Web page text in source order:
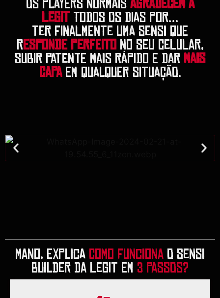
OS PLAYERS NORMAIS AGRADECEM A
LEGITTODOS OS DIAS POR…
TER FINALMENTE UMA SENSI QUE
RESPONDE PERFEITO NO SEU CELULAR,
SUBIR PATENTE MAIS RÁPIDO E DAR MAIS
CAPAEM QUALQUER SITUAÇÃO.
MANO, EXPLICA COMO FUNCIONA O SENSI
BUILDER DA LEGIT EM 3 PASSOS?